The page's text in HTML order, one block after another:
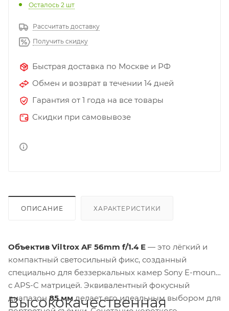
Осталось 2 шт
Рассчитать доставку
Получить скидку
Быстрая доставка по Москве и РФ
Обмен и возврат в течении 14 дней
Гарантия от 1 года на все товары
Скидки при самовывозе
ОПИСАНИЕ ХАРАКТЕРИСТИКИ
Объектив Viltrox AF 56mm f/1.4 E — это лёгкий и
компактный светосильный фикс, созданный
специально для беззеркальных камер Sony E-mount
с APS-C матрицей. Эквивалентный фокусный
диапазон85 мм делает его идеальным выбором для
Высококачественная